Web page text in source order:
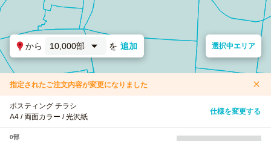
から 10,000部 を 追加 選択中エリア
指定されたご注文内容が変更になりました
ポスティング チラシ
A4 / 両面カラー / 光沢紙
仕様を変更する
0部